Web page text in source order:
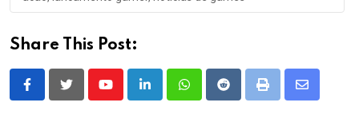
Share This Post:
YoutubeLinkedInWhatsappRedditPrint
Share